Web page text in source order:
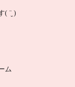
( ¨̮ )
ム